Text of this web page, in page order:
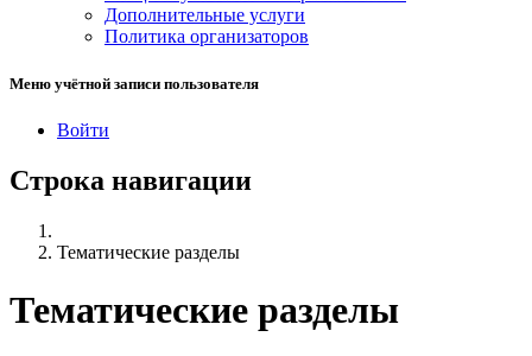
Дополнительные услуги
Политика организаторов
Меню учётной записи пользователя
Войти
Строка навигации
Тематические разделы
Тематические разделы